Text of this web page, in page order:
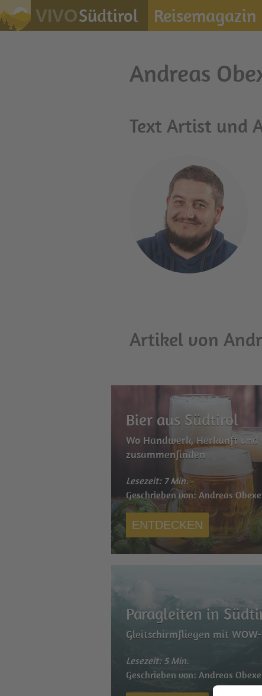
VIVOSüdtirol Reisemagazin
Andreas
Text Artist und
Artikel von
Bier aus Südtirol
Wo Handwerk, Herkunft und
zusammenfinden
Lesezeit: 7 Min.
Geschrieben von: Andreas
ENTDECKEN
Paragleiten in
Gleitschirmfliegen mit
Lesezeit: 5 Min.
Geschrieben von: Andreas